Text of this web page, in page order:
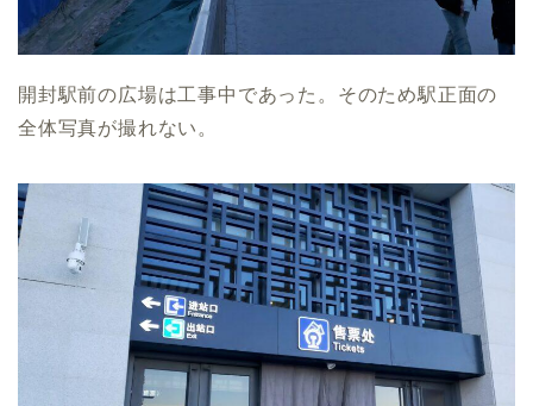
開封駅前の広場は工事中であった。そのため駅正面の
全体写真が撮れない。